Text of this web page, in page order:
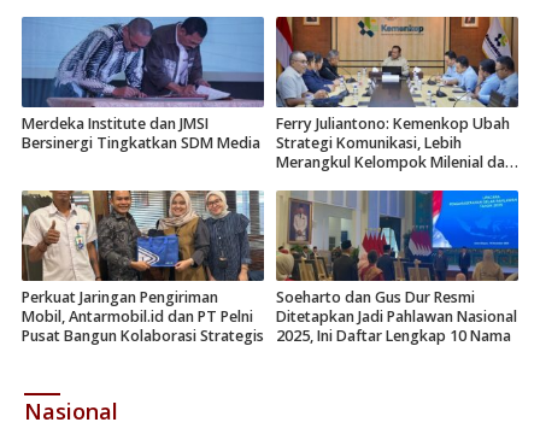
Merdeka Institute dan JMSI
Bersinergi Tingkatkan SDM Media
Ferry Juliantono: Kemenkop Ubah
Strategi Komunikasi, Lebih
Merangkul Kelompok Milenial dan
Perkuat Jaringan Pengiriman
Mobil, Antarmobil.id dan PT Pelni
Pusat Bangun Kolaborasi Strategis
Soeharto dan Gus Dur Resmi
Ditetapkan Jadi Pahlawan Nasional
2025, Ini Daftar Lengkap 10 Nama
Nasional